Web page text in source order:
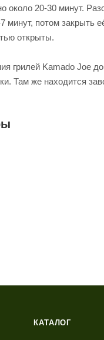
около 20-30 минут.
минут, потом закрыть
открыты.
грилей Kamado Joe
Там же находится
КАТАЛОГ